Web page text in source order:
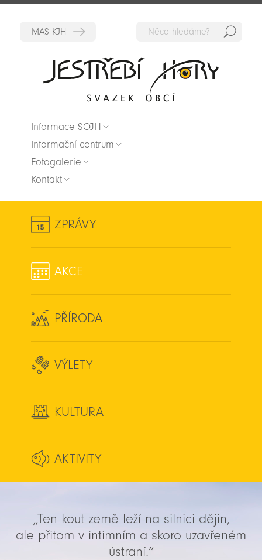
Informace SOJH
Informační centrum
Fotogalerie
Kontakt
ZPRÁVY
AKCE
PŘÍRODA
VÝLETY
KULTURA
AKTIVITY
„Ten kout země leží na silnici dějin,
ale přitom v intimním a skoro uzavřeném
ústraní.“